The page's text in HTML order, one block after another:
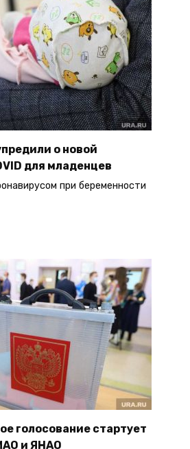
о новой
для младенцев
при беременности
голосование стартует
и ЯНАО